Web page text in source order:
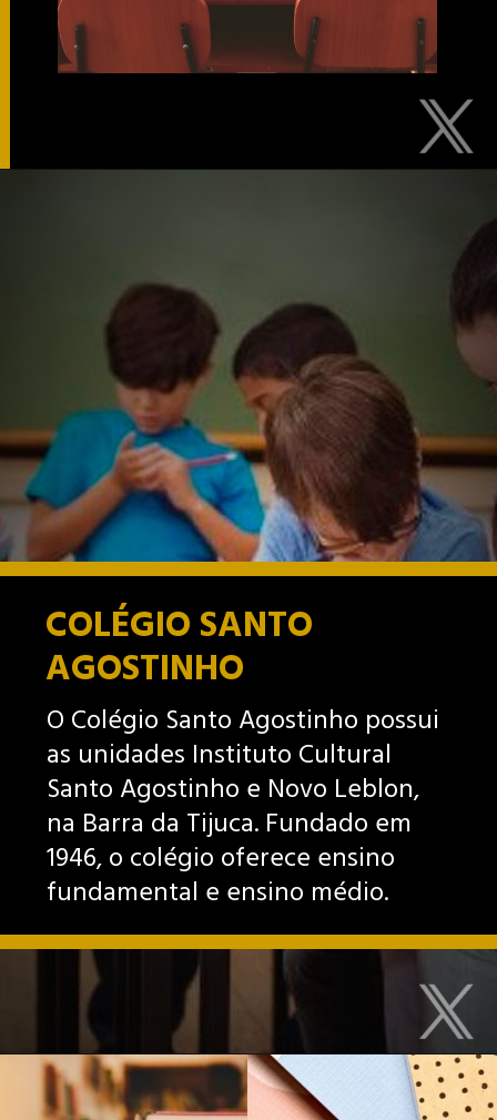
COLÉGIO SANTO
AGOSTINHO
O Colégio Santo Agostinho possui
as unidades Instituto Cultural
Santo Agostinho e Novo Leblon,
na Barra da Tijuca. Fundado em
1946, o colégio oferece ensino
fundamental e ensino médio.